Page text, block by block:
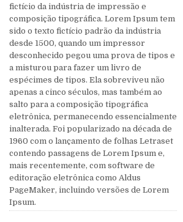
fictício da indústria de impressão e
composição tipográfica. Lorem Ipsum tem
sido o texto fictício padrão da indústria
desde 1500, quando um impressor
desconhecido pegou uma prova de tipos e
a misturou para fazer um livro de
espécimes de tipos. Ela sobreviveu não
apenas a cinco séculos, mas também ao
salto para a composição tipográfica
eletrônica, permanecendo essencialmente
inalterada. Foi popularizado na década de
1960 com o lançamento de folhas Letraset
contendo passagens de Lorem Ipsum e,
mais recentemente, com software de
editoração eletrônica como Aldus
PageMaker, incluindo versões de Lorem
Ipsum.